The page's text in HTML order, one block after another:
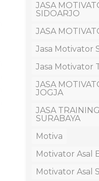
JASA
SIDOARJO
JASA
Jasa Motivator
Jasa Motivator
JASA
JOGJA
JASA
SURABAYA
Motiva
Motivator Asal
Motivator Asal